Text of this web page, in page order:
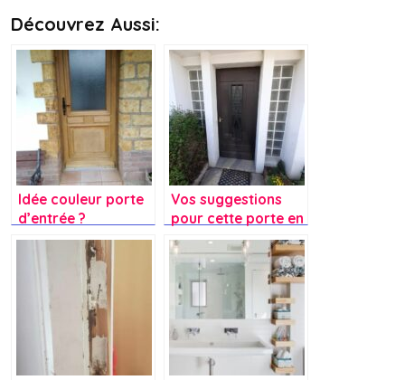
Découvrez Aussi:
Idée couleur porte
d’entrée ?
Vos suggestions
pour cette porte en
bois massif ?